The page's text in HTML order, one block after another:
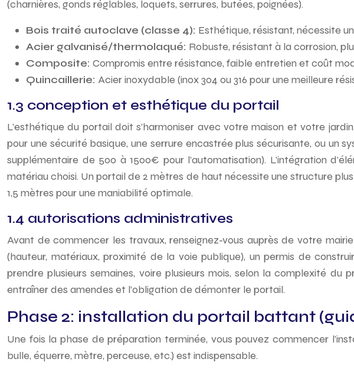
(charnières, gonds réglables, loquets, serrures, butées, poignées).
Bois traité autoclave (classe 4): Esthétique, résistant, nécessite
Acier galvanisé/thermolaqué: Robuste, résistant à la corrosion,
Composite: Compromis entre résistance, faible entretien et coût
Quincaillerie: Acier inoxydable (inox 304 ou 316 pour une meilleure
1.3 conception et esthétique du portail
L’esthétique du portail doit s’harmoniser avec votre maison et votre
pour une sécurité basique, une serrure encastrée plus sécurisante, ou un
supplémentaire de 500 à 1500€ pour l’automatisation). L’intégration
matériau choisi. Un portail de 2 mètres de haut nécessite une structure
1,5 mètres pour une maniabilité optimale.
1.4 autorisations administratives
Avant de commencer les travaux, renseignez-vous auprès de votre
(hauteur, matériaux, proximité de la voie publique), un permis de
prendre plusieurs semaines, voire plusieurs mois, selon la complexité
entraîner des amendes et l’obligation de démonter le portail.
Phase 2: installation du portail battant
Une fois la phase de préparation terminée, vous pouvez commencer
bulle, équerre, mètre, perceuse, etc.) est indispensable.